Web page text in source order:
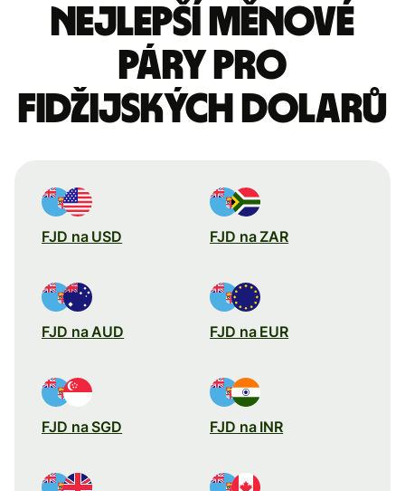
Nejlepší měnové
páry pro
fidžijských dolarů
FJD na USD FJD na ZAR
FJD na AUD FJD na EUR
FJD na SGD FJD na INR